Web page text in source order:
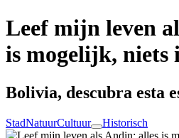
Leef mijn leven
is mogelijk, niets
Bolivia, descubra esta
StadNatuurCultuur Historisch